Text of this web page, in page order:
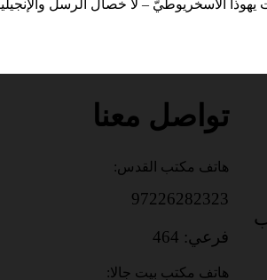
يهوذا الأسخريوطيّ – لا خصال الرسل
تواصل معنا
هاتف مكتب القدس:
97226282323
فرعي: 464
هاتف مكتب بيت جالا: